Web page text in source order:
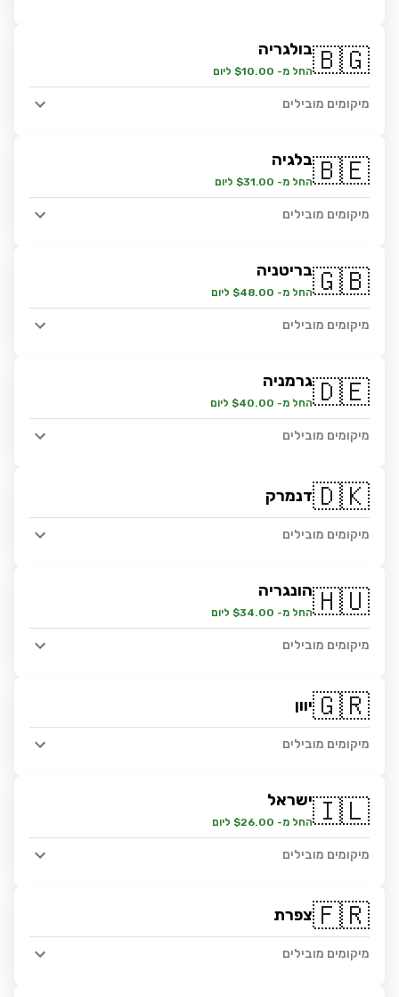
🇧🇬בולגריה
החל מ- $10.00 ליום
מיקומים מובילים
🇧🇪בלגיה
החל מ- $31.00 ליום
מיקומים מובילים
🇬🇧בריטניה
החל מ- $48.00 ליום
מיקומים מובילים
🇩🇪גרמניה
החל מ- $40.00 ליום
מיקומים מובילים
🇩🇰דנמרק
מיקומים מובילים
🇭🇺הונגריה
החל מ- $34.00 ליום
מיקומים מובילים
🇬🇷יוון
מיקומים מובילים
🇮🇱ישראל
החל מ- $26.00 ליום
מיקומים מובילים
🇫🇷צפרת
מיקומים מובילים